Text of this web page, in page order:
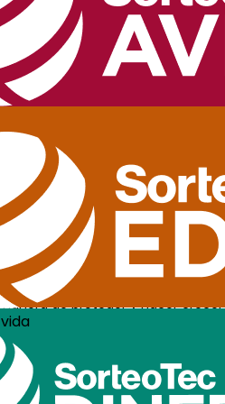
tus
deudas puede resultar una
en este sentido pueden ser:
el uso de las tarjetas de crédito
los gastos innecesarios
fondo de emergencia para
haz una lista con los gastos
que tengas contratados algunos
de proteger y hacer
existen muchas plataformas
de la inflación y la devaluación.